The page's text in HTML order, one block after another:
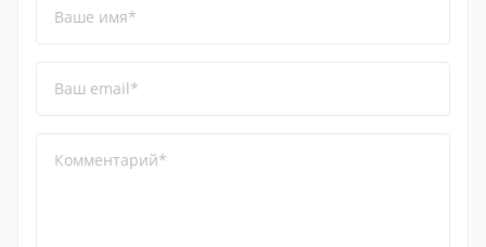
Ваше имя*
Ваш email*
Комментарий*